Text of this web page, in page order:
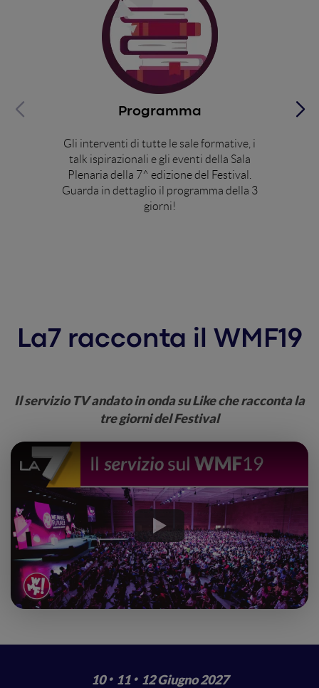
Programma
Gli interventi di tutte le sale formative, i
talk ispirazionali e gli eventi della Sala
Plenaria della 7^ edizione del Festival.
Guarda in dettaglio il programma della 3
giorni!
La7 racconta il WMF19
Il servizio TV andato in onda su Like che racconta la
tre giorni del Festival
10· 11 · 12 Giugno 2027